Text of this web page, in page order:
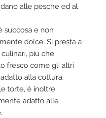
alle pesche ed al
succosa e non
dolce. Si presta a
più che
fresco come gli altri
alla cottura,
torte, è inoltre
adatto alle